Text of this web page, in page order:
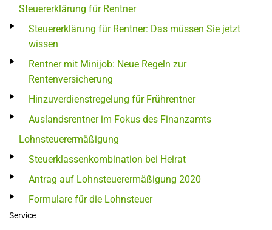
Steuererklärung für Rentner
Steuererklärung für Rentner: Das müssen Sie jetzt
wissen
Rentner mit Minijob: Neue Regeln zur
Rentenversicherung
Hinzuverdienstregelung für Frührentner
Auslandsrentner im Fokus des Finanzamts
Lohnsteuerermäßigung
Steuerklassenkombination bei Heirat
Antrag auf Lohnsteuerermäßigung 2020
Formulare für die Lohnsteuer
Service